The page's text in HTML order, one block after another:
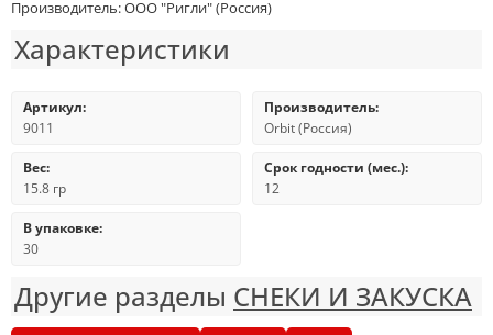
Производитель: ООО "Ригли" (Россия)
Характеристики
Артикул:
9011
Производитель:
Orbit (Россия)
Вес:
15.8 гр
Срок годности (мес.):
12
В упаковке:
30
Другие разделы СНЕКИ И ЗАКУСКА